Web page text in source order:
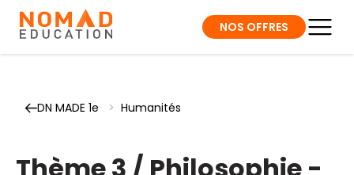
NOS OFFRES
DN MADE 1e > Humanités